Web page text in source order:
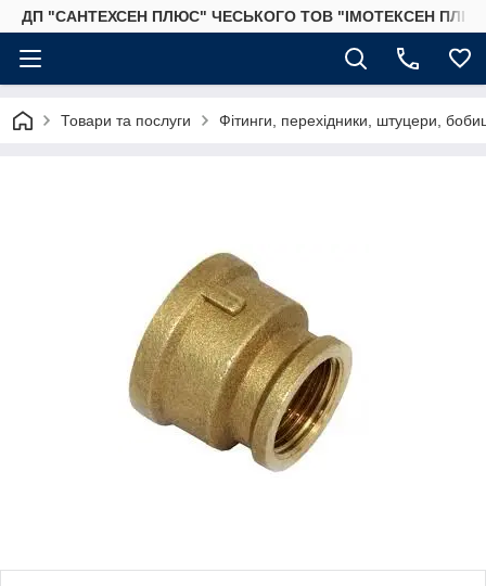
ДП "САНТЕХСЕН ПЛЮС" ЧЕСЬКОГО ТОВ "ІМОТЕКСЕН
Товари та послуги Фітинги, перехідники, штуцери,